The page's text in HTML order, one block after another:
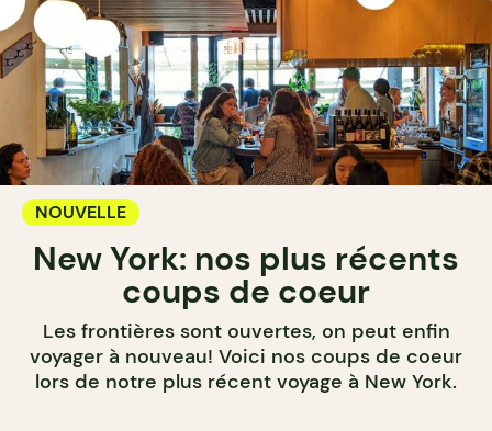
NOUVELLE
New York: nos plus récents
coups de coeur
Les frontières sont ouvertes, on peut enfin
voyager à nouveau! Voici nos coups de coeur
lors de notre plus récent voyage à New York.